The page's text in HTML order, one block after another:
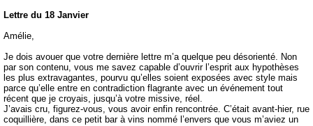
Lettre du 18 Janvier
Amélie,
Je dois avouer que votre dernière lettre m’a quelque peu désorienté. Non
par son contenu, vous me savez capable d’ouvrir l’esprit aux hypothèses
les plus extravagantes, pourvu qu’elles soient exposées avec style mais
parce qu’elle entre en contradiction flagrante avec un événement tout
récent que je croyais, jusqu’à votre missive, réel.
J’avais cru, figurez-vous, vous avoir enfin rencontrée. C’était avant-hier, rue
coquillière, dans ce petit bar à vins nommé l’envers que vous m’aviez un